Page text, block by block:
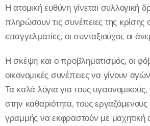
Η ατομική ευθύνη γίνεται συλλογική
πληρώσουν τις συνέπειες της κρίσης
επαγγελματίες, οι συνταξιούχοι, οι
Η σκέψη και ο προβληματισμός, οι
οικονομικές συνέπειες να γίνουν
Τα καλά λόγια για τους
στην καθαριότητα, τους
γραμμής να εκφραστούν με μαχητική